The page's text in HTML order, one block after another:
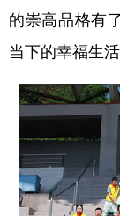
的崇高品格有
当下的幸福生